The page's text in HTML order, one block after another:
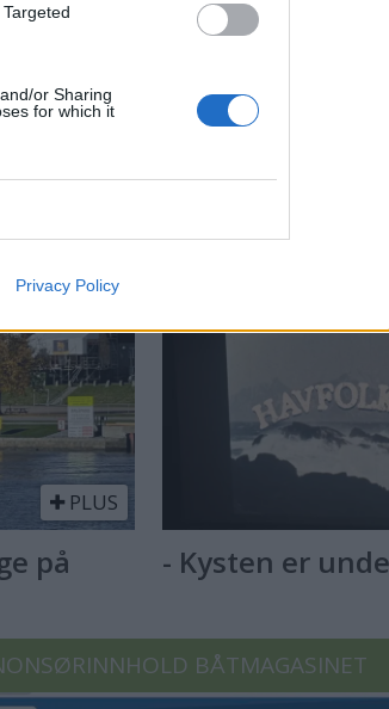
or Sharing
for which it
Privacy Policy
O. Nordal - en
og Risør hører sammen, sier Lars O.
rådet ham til å ta NTH, men det var male
PLUS
på
- Kysten er
BÅTMAGASINET